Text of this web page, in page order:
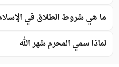
ما هي شروط الطلاق في
لماذا سمي المحرم شهر الله